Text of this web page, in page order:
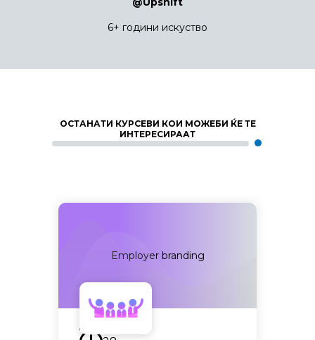
6+ години искуство
ОСТАНАТИ КУРСЕВИ КОИ МОЖЕБИ ЌЕ ТЕ
ИНТЕРЕСИРААТ
Employer branding
Наскоро